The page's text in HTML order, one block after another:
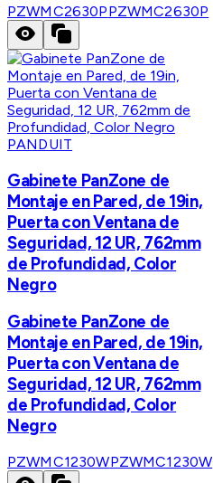
PZWMC2630PPZWMC2630P
PANDUIT
Gabinete PanZone de
Montaje en Pared, de 19in,
Puerta con Ventana de
Seguridad, 12 UR, 762mm
de Profundidad, Color
Negro
Gabinete PanZone de
Montaje en Pared, de 19in,
Puerta con Ventana de
Seguridad, 12 UR, 762mm
de Profundidad, Color
Negro
PZWMC1230WPZWMC1230W